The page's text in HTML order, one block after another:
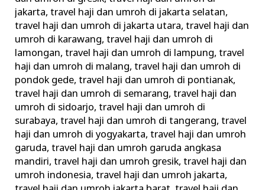
jakarta,travel haji dan umroh di jakarta selatan,
travel haji dan umroh di jakarta utara,travel haji dan
umroh di karawang,travel haji dan umroh di
lamongan,travel haji dan umroh di lampung,travel
haji dan umroh di malang,travel haji dan umroh di
pondok gede,travel haji dan umroh di pontianak,
travel haji dan umroh di semarang,travel haji dan
umroh di sidoarjo,travel haji dan umroh di
surabaya,travel haji dan umroh di tangerang,travel
haji dan umroh di yogyakarta,travel haji dan umroh
garuda,travel haji dan umroh garuda angkasa
mandiri,travel haji dan umroh gresik,travel haji dan
umroh indonesia,travel haji dan umroh jakarta,